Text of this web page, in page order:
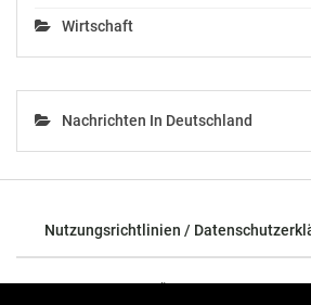
Wirtschaft
Nachrichten In Deutschland
Nutzungsrichtlinien /
© 2026 - TOP News Österreich -